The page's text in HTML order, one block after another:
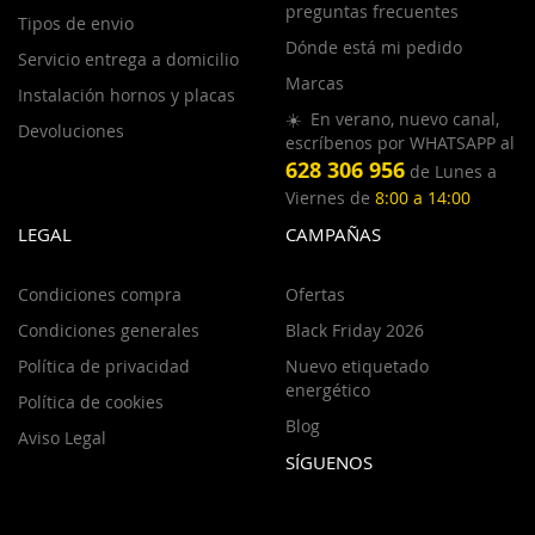
Tipos de envio
Servicio entrega a domicilio
Instalación hornos y placas
Devoluciones
preguntas frecuentes
Dónde está mi pedido
Marcas
☀️ En verano, nuevo canal,
escríbenos por WHATSAPP al
628 306 956 de Lunes a
Viernes de 8:00 a 14:00
LEGAL
Condiciones compra
Condiciones generales
Política de privacidad
Política de cookies
Aviso Legal
CAMPAÑAS
Ofertas
Black Friday 2026
Nuevo etiquetado
energético
Blog
SÍGUENOS